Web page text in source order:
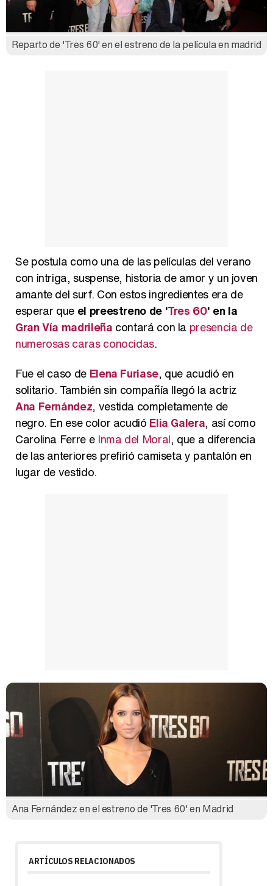
Magdalena de Suecia responde a las críticas y explica por qué le han permitido lanzar su propio negocio
Reparto de 'Tres 60' en el estreno de la película en madrid
Se postula como una de las películas del verano
con intriga, suspense, historia de amor y un joven
amante del surf. Con estos ingredientes era de
esperar que el preestreno de 'Tres 60' en la
Gran Vía madrileña contará con la presencia de
numerosas caras conocidas.
Fue el caso de Elena Furiase, que acudió en
solitario. También sin compañía llegó la actriz
Ana Fernández, vestida completamente de
negro. En ese color acudió Elia Galera, así como
Carolina Ferre e Inma del Moral, que a diferencia
de las anteriores prefirió camiseta y pantalón en
lugar de vestido.
Ana Fernández en el estreno de 'Tres 60' en Madrid
ARTÍCULOS RELACIONADOS